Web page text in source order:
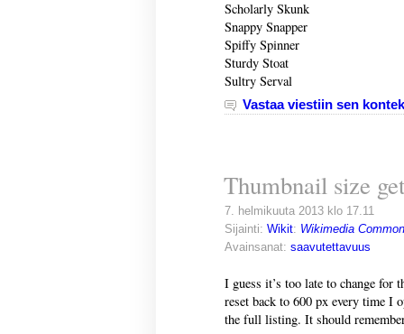
Scholarly Skunk
Snappy Snapper
Spiffy Spinner
Sturdy Stoat
Sultry Serval
Vastaa viestiin sen
Thumbnail size
7. helmikuuta 2013 klo 17.11
Sijainti: Wikit: Wikimedia
Avainsanat: saavutettavuus
I guess it’s too late to change for
reset back to 600 px every time I
the full listing. It should